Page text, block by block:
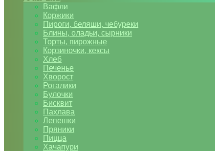
Вафли
Коржики
Пироги, беляши, чебуреки
Блины, оладьи, сырники
Торты, пирожные
Корзиночки, кексы
Хлеб
Печенье
Хворост
Рогалики
Булочки
Бисквит
Пахлава
Лепешки
Пряники
Пицца
Хачапури